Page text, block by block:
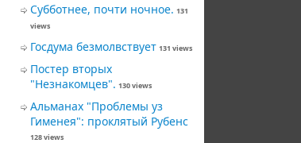
Субботнее, почти ночное. 131
views
Госдума безмолвствует 131 views
Постер вторых
"Незнакомцев". 130 views
Альманах "Проблемы уз
Гименея": проклятый Рубенс
128 views